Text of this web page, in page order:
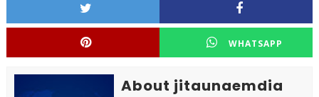
WHATSAPP
About jitaunaemdia